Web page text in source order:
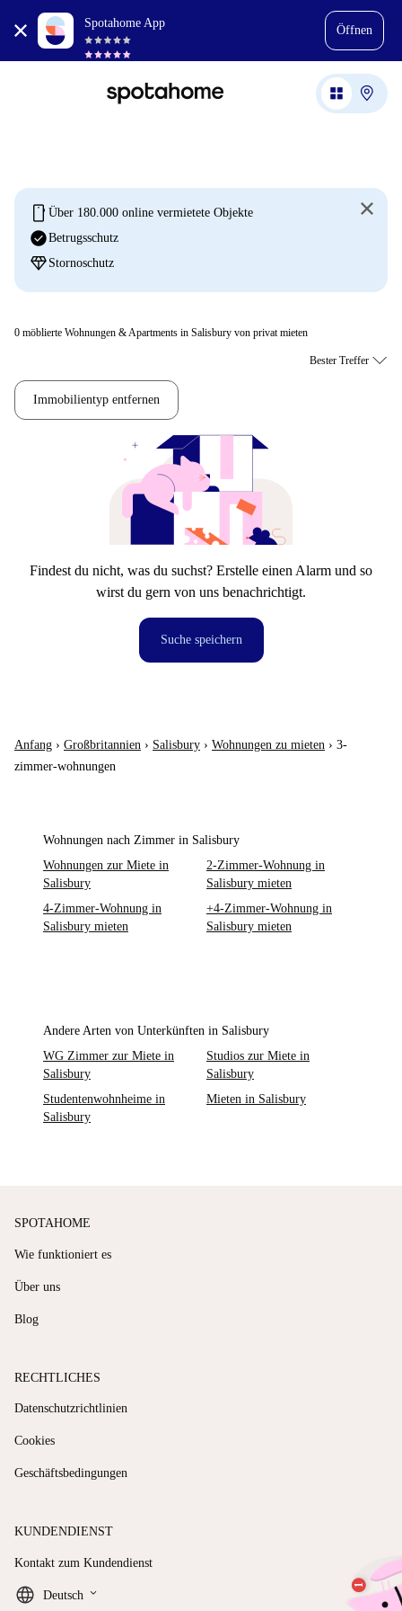
Spotahome App
Öffnen
mobile Über 180.000 online vermietete Objekte
check_circleBetrugsschutz
diamond Stornoschutz
0 möblierte Wohnungen & Apartments in Salisbury von privat mieten
Immobilientyp entfernen
Findest du nicht, was du suchst? Erstelle einen Alarm und so
wirst du gern von uns benachrichtigt.
Suche speichern
Anfang › Großbritannien › Salisbury › Wohnungen zu mieten › 3-
zimmer-wohnungen
Wohnungen nach Zimmer in Salisbury
Wohnungen zur Miete in
Salisbury
2-Zimmer-Wohnung in
Salisbury mieten
4-Zimmer-Wohnung in
Salisbury mieten
+4-Zimmer-Wohnung in
Salisbury mieten
Andere Arten von Unterkünften in Salisbury
WG Zimmer zur Miete in
Salisbury
Studios zur Miete in
Salisbury
Studentenwohnheime in
Salisbury
Mieten in Salisbury
SPOTAHOME
Wie funktioniert es
Über uns
Blog
RECHTLICHES
Datenschutzrichtlinien
Cookies
Geschäftsbedingungen
KUNDENDIENST
Kontakt zum Kundendienst
Deutsch keyboard_arrow_down